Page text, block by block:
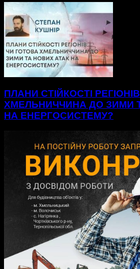
ПЛАНИ СТІЙКОСТІ
ХМЕЛЬНИЧЧИНА ДО ЗИМИ
НА ЕНЕРГОСИСТЕМУ?